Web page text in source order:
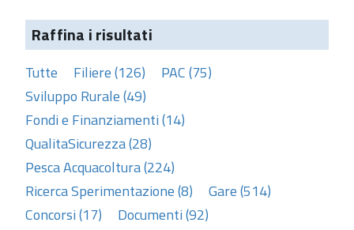
Raffina i risultati
Tutte Filiere (126)
PAC (75)
Sviluppo Rurale (49)
Fondi e Finanziamenti (14)
QualitaSicurezza (28)
Pesca Acquacoltura (224)
Ricerca Sperimentazione (8)
Gare (514)
Concorsi (17)
Documenti (92)